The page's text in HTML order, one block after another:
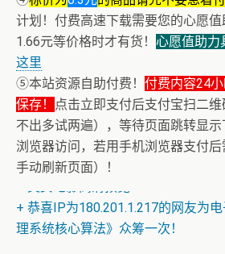
计划！付费高速下载需要您的心愿
1.66元等价格时才有货！ 心愿值助力
这里
⑤本站资源自助付费！ 付费内容24
保存！
点击立即支付后支付宝扫二
不出多试两遍），等待页面跳转显
浏览器访问，若用手机浏览器支付
手动刷新页面）！
+ 恭喜IP为180.201.1.217的网友为
理系统核心算法》众筹一次！